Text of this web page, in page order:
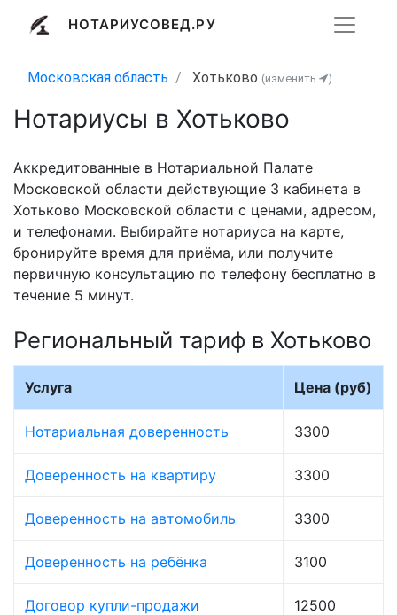
НОТАРИУСОВЕД.РУ
Московская область Хотьково (изменить )
Нотариусы в Хотьково
Аккредитованные в Нотариальной Палате
Московской области действующие 3 кабинета в
Хотьково Московской области с ценами, адресом,
и телефонами. Выбирайте нотариуса на карте,
бронируйте время для приёма, или получите
первичную консультацию по телефону бесплатно в
течение 5 минут.
Региональный тариф в Хотьково
Услуга Цена (руб)
Нотариальная доверенность 3300
Доверенность на квартиру 3300
Доверенность на автомобиль 3300
Доверенность на ребёнка 3100
Договор купли-продажи 12500